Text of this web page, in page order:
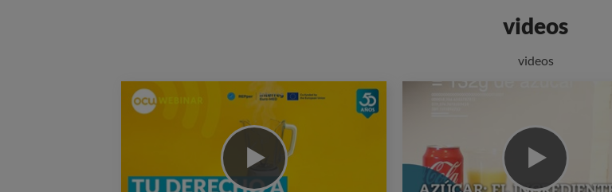
videos
videos